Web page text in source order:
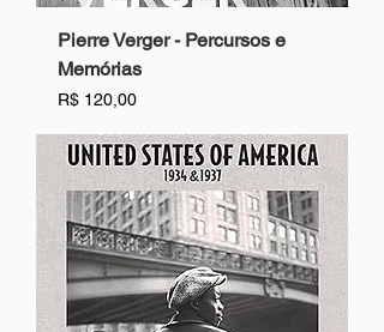
Pierre Verger - Percursos e
Memórias
Preço
R$ 120,00